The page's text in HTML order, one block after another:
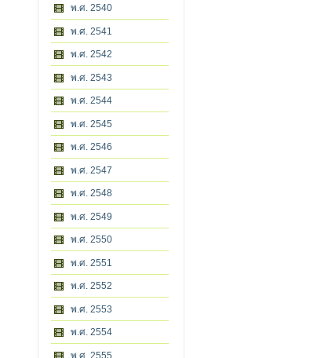
พ.ศ. 2540
พ.ศ. 2541
พ.ศ. 2542
พ.ศ. 2543
พ.ศ. 2544
พ.ศ. 2545
พ.ศ. 2546
พ.ศ. 2547
พ.ศ. 2548
พ.ศ. 2549
พ.ศ. 2550
พ.ศ. 2551
พ.ศ. 2552
พ.ศ. 2553
พ.ศ. 2554
พ.ศ. 2555